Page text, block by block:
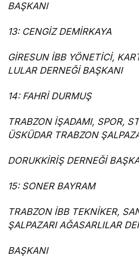
BAŞKANI
13: CENGİZ DEMİRKAYA
GİRESUN İBB YÖNETİCİ,
LULAR DERNEĞİ BAŞKANI
14: FAHRİ DURMUŞ
TRABZON İŞADAMI, SPOR,
ÜSKÜDAR TRABZON
DORUKKİRİŞ DERNEĞİ
15: SONER BAYRAM
TRABZON İBB TEKNİKER,
ŞALPAZARI AĞASARLILAR
BAŞKANI